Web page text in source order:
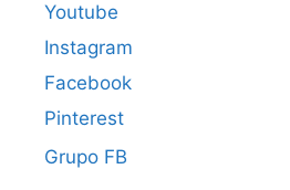
Youtube
Instagram
Facebook
Pinterest
Grupo FB